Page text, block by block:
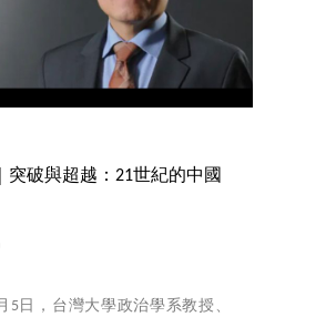
突破與超越：21世紀的中國
5日，台灣大學政治學系教授、